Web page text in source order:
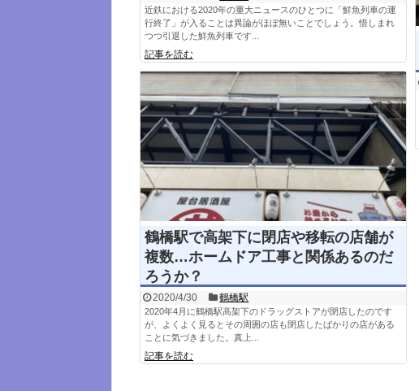
近鉄における2020年の重大ニュースのひとつに「鮮魚列車の運
行終了」が入ることは異論がほぼ無いことでしょう。惜しまれ
つつ引退した鮮魚列車です...
記事を読む
鶴橋駅で高架下に閉店や移転の店舗が
複数…ホームドア工事と関係あるのだ
ろうか？
2020/4/30 鶴橋駅
2020年4月に鶴橋駅高架下のドラッグストアが閉店したのです
が、よくよく見るとその周囲の店も閉店したばかりの店がある
ことに気づきました。真上...
記事を読む